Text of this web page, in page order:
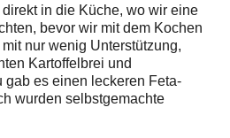
in die Küche, wo wir eine
bevor wir mit dem Kochen
nur wenig Unterstützung,
Kartoffelbrei und
es einen leckeren Feta-
wurden selbstgemachte